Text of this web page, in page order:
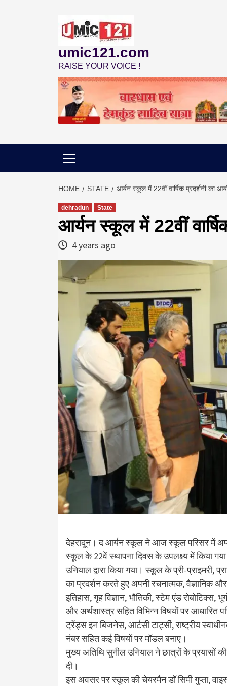
umic121.com
RAISE YOUR VOICE !
HOME STATE आर्यन स्कूल में 22वीं वार्षिक प्रदर्शनी का
dehradun State
आर्यन स्कूल में 22वीं
4 years ago
देहरादून। द आर्यन स्कूल ने आज स्कूल परिसर में
स्कूल के 22वें स्थापना दिवस के उपलक्ष्य में किया
उनियाल द्वारा किया गया। स्कूल के प्री-प्राइमरी,
का प्रदर्शन करते हुए अपनी रचनात्मक, वैज्ञानिक और
इतिहास, गृह विज्ञान, भौतिकी, स्टेम एंड
और अर्थशास्त्र सहित विभिन्न विषयों पर आधारित
ट्रेंड्स इन बिजनेस, आर्टसी टार्ट्सी, राष्ट्रीय
नंबर सहित कई विषयों पर मॉडल बनाए।
मुख्य अतिथि सुनील उनियाल ने छात्रों के प्रयासों
दी।
इस अवसर पर स्कूल की चेयरमैन डॉ सिमी गुप्ता, वाइस